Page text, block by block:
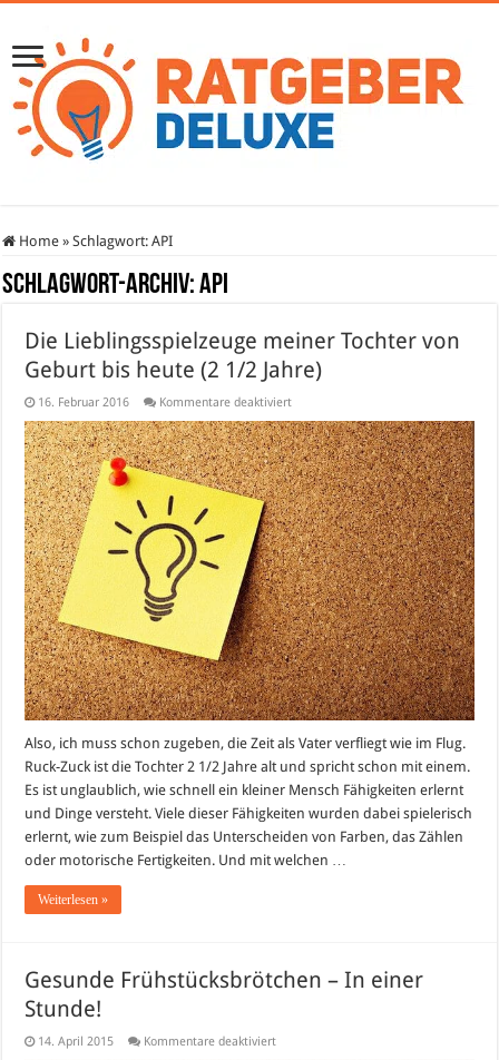
Home » Schlagwort:API
Schlagwort-Archiv:API
Die Lieblingsspielzeuge meiner Tochter von
Geburt bis heute (2 1/2 Jahre)
16. Februar 2016 Kommentare deaktiviertfür
Lieblingsspielzeuge
meiner
Tochter
von
Geburt
bis
heute
(2
1/2
Jahre)
Also, ich muss schon zugeben, die Zeit als Vater verfliegt wie im Flug.
Ruck-Zuck ist die Tochter 2 1/2 Jahre alt und spricht schon mit einem.
Es ist unglaublich, wie schnell ein kleiner Mensch Fähigkeiten erlernt
und Dinge versteht. Viele dieser Fähigkeiten wurden dabei spielerisch
erlernt, wie zum Beispiel das Unterscheiden von Farben, das Zählen
oder motorische Fertigkeiten. Und mit welchen …
Weiterlesen »
Gesunde Frühstücksbrötchen – In einer
Stunde!
14. April 2015 Kommentare deaktiviertfür